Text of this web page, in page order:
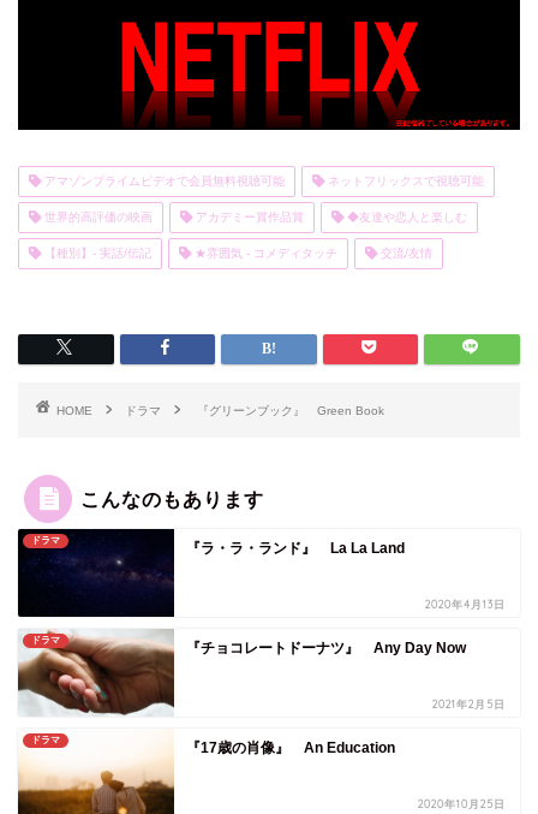
アマゾンプライムビデオで会員無料視聴可能 ネットフリックスで視聴可能
世界的高評価の映画 アカデミー賞作品賞 ◆友達や恋人と楽しむ
【種別】- 実話/伝記 ★雰囲気 - コメディタッチ 交流/友情
HOME ドラマ 『グリーンブック』 Green Book
こんなのもあります
ドラマ 『ラ・ラ・ランド』 La La Land
2020年4月13日
ドラマ 『チョコレートドーナツ』 Any Day Now
2021年2月5日
ドラマ 『17歳の肖像』 An Education
2020年10月25日